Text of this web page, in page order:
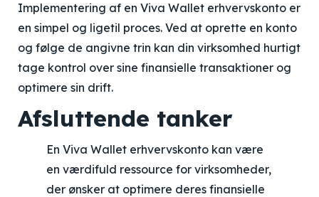
Implementering af en Viva Wallet erhvervskonto er
en simpel og ligetil proces. Ved at oprette en konto
og følge de angivne trin kan din virksomhed hurtigt
tage kontrol over sine finansielle transaktioner og
optimere sin drift.
Afsluttende tanker
En Viva Wallet erhvervskonto kan være
en værdifuld ressource for virksomheder,
der ønsker at optimere deres finansielle